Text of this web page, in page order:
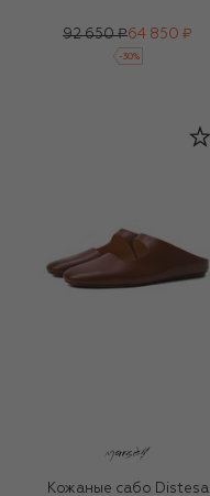
92 650 ₽64 850 ₽
-30%
Кожаные сабо Distesa